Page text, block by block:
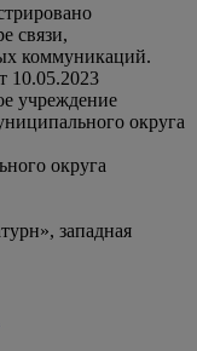
связи,
коммуникаций.
10.05.2023
учреждение
округа
округа
западная